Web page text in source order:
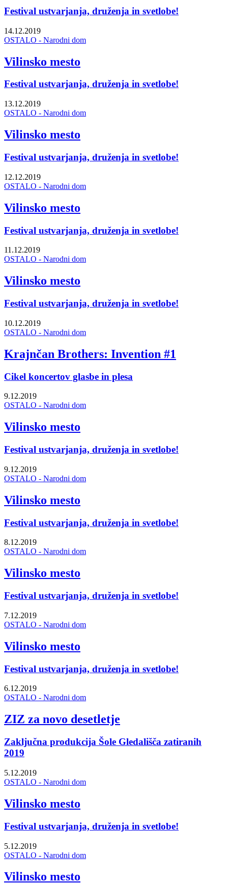
Festival ustvarjanja, druženja in svetlobe!
14.12.2019
OSTALO - Narodni dom
Vilinsko mesto
Festival ustvarjanja, druženja in svetlobe!
13.12.2019
OSTALO - Narodni dom
Vilinsko mesto
Festival ustvarjanja, druženja in svetlobe!
12.12.2019
OSTALO - Narodni dom
Vilinsko mesto
Festival ustvarjanja, druženja in svetlobe!
11.12.2019
OSTALO - Narodni dom
Vilinsko mesto
Festival ustvarjanja, druženja in svetlobe!
10.12.2019
OSTALO - Narodni dom
Krajnčan Brothers: Invention #1
Cikel koncertov glasbe in plesa
9.12.2019
OSTALO - Narodni dom
Vilinsko mesto
Festival ustvarjanja, druženja in svetlobe!
9.12.2019
OSTALO - Narodni dom
Vilinsko mesto
Festival ustvarjanja, druženja in svetlobe!
8.12.2019
OSTALO - Narodni dom
Vilinsko mesto
Festival ustvarjanja, druženja in svetlobe!
7.12.2019
OSTALO - Narodni dom
Vilinsko mesto
Festival ustvarjanja, druženja in svetlobe!
6.12.2019
OSTALO - Narodni dom
ZIZ za novo desetletje
Zaključna produkcija Šole Gledališča zatiranih
2019
5.12.2019
OSTALO - Narodni dom
Vilinsko mesto
Festival ustvarjanja, druženja in svetlobe!
5.12.2019
OSTALO - Narodni dom
Vilinsko mesto